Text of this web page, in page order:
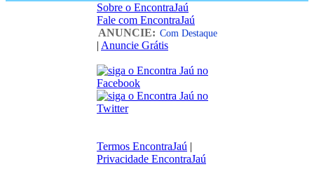
Sobre o EncontraJaú
Fale com EncontraJaú
ANUNCIE: Com Destaque
| Anuncie Grátis
Termos EncontraJaú |
Privacidade EncontraJaú